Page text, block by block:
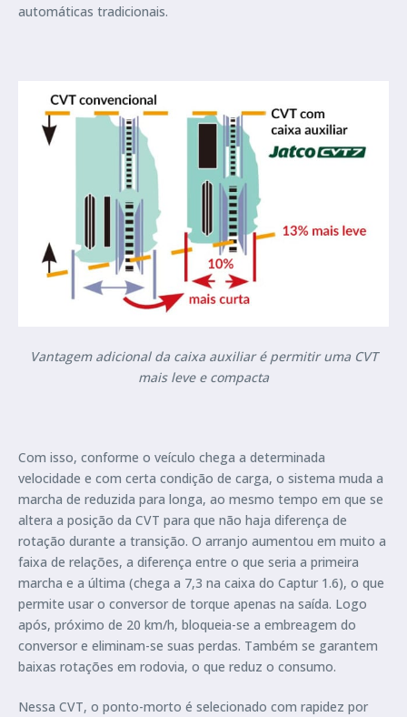
automáticas tradicionais.
Vantagem adicional da caixa auxiliar é permitir uma CVT
mais leve e compacta
Com isso, conforme o veículo chega a determinada
velocidade e com certa condição de carga, o sistema muda a
marcha de reduzida para longa, ao mesmo tempo em que se
altera a posição da CVT para que não haja diferença de
rotação durante a transição. O arranjo aumentou em muito a
faixa de relações, a diferença entre o que seria a primeira
marcha e a última (chega a 7,3 na caixa do Captur 1.6), o que
permite usar o conversor de torque apenas na saída. Logo
após, próximo de 20 km/h, bloqueia-se a embreagem do
conversor e eliminam-se suas perdas. Também se garantem
baixas rotações em rodovia, o que reduz o consumo.
Nessa CVT, o ponto-morto é selecionado com rapidez por